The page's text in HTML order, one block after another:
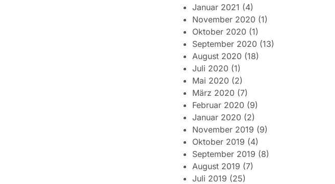
Januar 2021 (4)
November 2020 (1)
Oktober 2020 (1)
September 2020 (13)
August 2020 (18)
Juli 2020 (1)
Mai 2020 (2)
März 2020 (7)
Februar 2020 (9)
Januar 2020 (2)
November 2019 (9)
Oktober 2019 (4)
September 2019 (8)
August 2019 (7)
Juli 2019 (25)